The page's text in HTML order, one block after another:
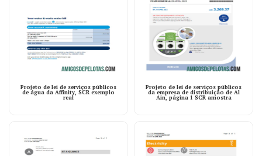
Projeto de lei de serviços públicos
de água da Affinity, SCR exemplo
real
Projeto de lei de serviços públicos
da empresa de distribuição de Al
Ain, página 1 SCR amostra